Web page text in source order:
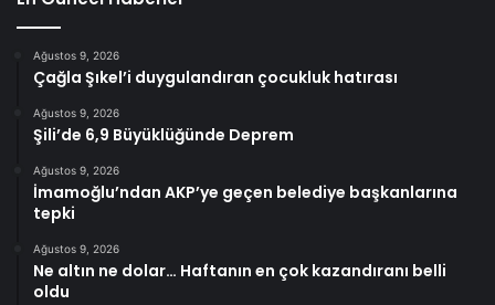
Ağustos 9, 2026
Çağla Şıkel’i duygulandıran çocukluk hatırası
Ağustos 9, 2026
Şili’de 6,9 Büyüklüğünde Deprem
Ağustos 9, 2026
İmamoğlu’ndan AKP’ye geçen belediye başkanlarına
tepki
Ağustos 9, 2026
Ne altın ne dolar… Haftanın en çok kazandıranı belli
oldu